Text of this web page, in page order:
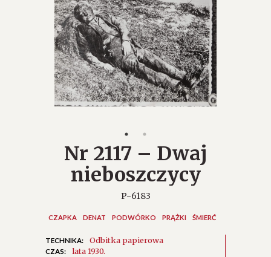
Nr 2117 – Dwaj
nieboszczycy
P-6183
CZAPKA DENAT PODWÓRKO PRĄŻKI ŚMIERĆ
TECHNIKA: Odbitka papierowa
CZAS:
lata 1930.